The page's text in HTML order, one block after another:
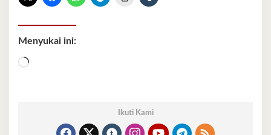
Menyukai ini:
Memuat...
Ikuti Kami